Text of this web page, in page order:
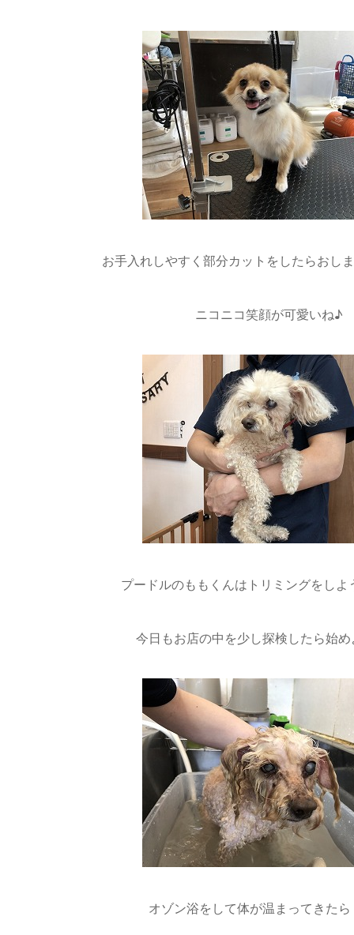
お手入れしやすく部分カットをしたらおし
ニコニコ笑顔が可愛いね♪
プードルのももくんはトリミングをし
今日もお店の中を少し探検したら始
オゾン浴をして体が温まってきた